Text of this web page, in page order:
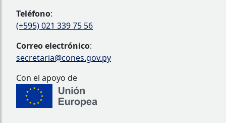
Teléfono:
(+595) 021 339 75 56
Correo electrónico:
secretaria@cones.gov.py
Con el apoyo de